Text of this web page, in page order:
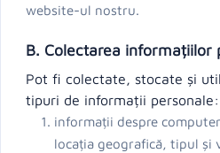
website-ul nostru.
B. Colectarea informațiilor
Pot fi colectate, stocate și
tipuri de informații personale:
informații despre
locația geografică, tipul și